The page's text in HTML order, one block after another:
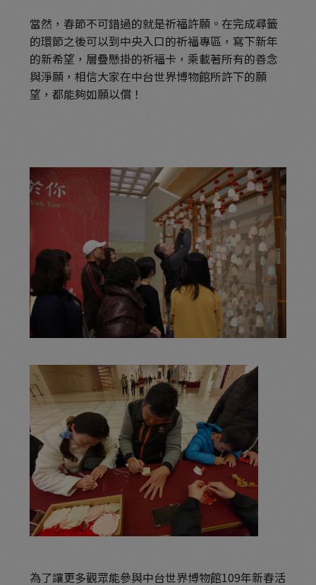
當然，春節不可錯過的就是祈福許願。在完成尋籤
的環節之後可以到中央入口的祈福專區，寫下新年
的新希望，層疊懸掛的祈福卡，乘載著所有的善念
與淨願，相信大家在中台世界博物館所許下的願
望，都能夠如願以償！
為了讓更多觀眾能參與中台世界博物館109年新春活